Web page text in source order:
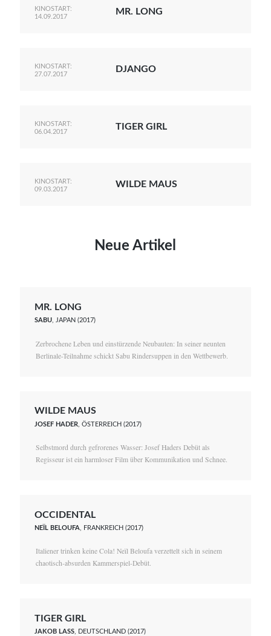
KINOSTART:
14.09.2017
MR. LONG
KINOSTART:
27.07.2017
DJANGO
KINOSTART:
06.04.2017
TIGER GIRL
KINOSTART:
09.03.2017
WILDE MAUS
Neue Artikel
MR. LONG
SABU, JAPAN (2017)
Zerbrochene Leben und einstürzende Neubauten: In seiner neunten
Berlinale-Teilnahme schickt Sabu Rindersuppen in den Wettbewerb.
WILDE MAUS
JOSEF HADER , ÖSTERREICH (2017)
Selbstmord durch gefrorenes Wasser: Josef Haders Debüt als
Regisseur ist ein harmloser Film über Kommunikation und Schnee.
OCCIDENTAL
NEÏL BELOUFA , FRANKREICH (2017)
Italiener trinken keine Cola! Neïl Beloufa verzettelt sich in seinem
chaotisch-absurden Kammerspiel-Debüt.
TIGER GIRL
JAKOB LASS, DEUTSCHLAND (2017)